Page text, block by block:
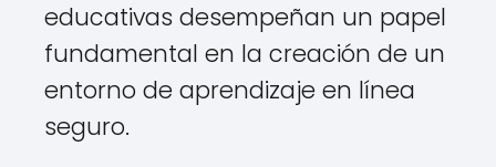
educativas desempeñan un papel
fundamental en la creación de un
entorno de aprendizaje en línea
seguro.